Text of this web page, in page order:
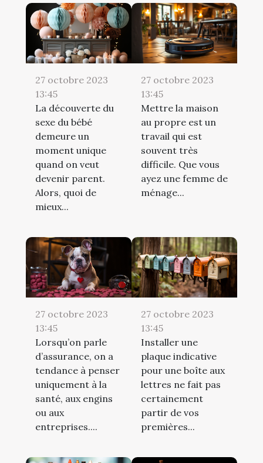
27 octobre 2023
13:45
La découverte du
sexe du bébé
demeure un
moment unique
quand on veut
devenir parent.
Alors, quoi de
mieux...
27 octobre 2023
13:45
Mettre la maison
au propre est un
travail qui est
souvent très
difficile. Que vous
ayez une femme de
ménage...
27 octobre 2023
13:45
Lorsqu’on parle
d’assurance, on a
tendance à penser
uniquement à la
santé, aux engins
ou aux
entreprises....
27 octobre 2023
13:45
Installer une
plaque indicative
pour une boîte aux
lettres ne fait pas
certainement
partir de vos
premières...